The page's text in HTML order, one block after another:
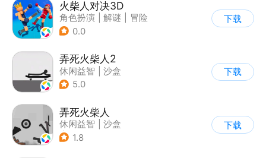
火柴人对决3D
角色扮演 解谜
冒险
| 挑战破纪录
0.0
下载
弄死火柴人2
休闲益智
沙盒
5.0
下载
弄死火柴人
休闲益智
沙盒
| 火柴人
1.8
下载